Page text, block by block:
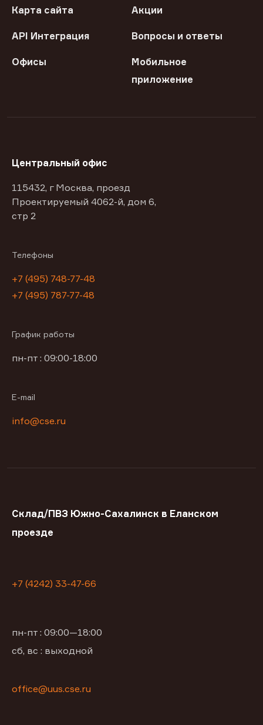
Карта сайта Акции
API Интеграция Вопросы и ответы
Офисы
Мобильное
приложение
Центральный офис
115432, г Москва, проезд
Проектируемый 4062-й, дом 6,
стр 2
Телефоны
+7 (495) 748-77-48
+7 (495) 787-77-48
График работы
пн-пт : 09:00-18:00
E-mail
info@cse.ru
Склад/ПВЗ Южно-Сахалинск в Еланском
проезде
+7 (4242) 33-47-66
пн-пт : 09:00—18:00
сб, вс : выходной
office@uus.cse.ru